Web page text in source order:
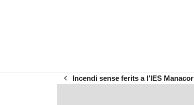
previous
Incendi sense ferits a l’IES Manacor